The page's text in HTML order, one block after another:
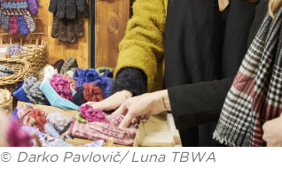
© Darko Pavlovič/ Luna TBWA